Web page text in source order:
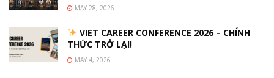
MAY 28, 2026
VIET CAREER CONFERENCE 2026 – CHÍNH
THỨC TRỞ LẠI!
MAY 4, 2026